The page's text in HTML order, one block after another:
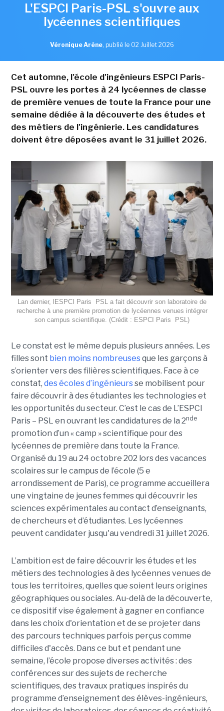
L'ESPCI Paris-PSL s'ouvre aux
lycéennes scientifiques
Véronique Arène, publié le 02 Juillet 2026
Cet automne, l'école d'ingénieurs ESPCI Paris-
PSL ouvre les portes à 24 lycéennes de classe
de première venues de toute la France pour une
semaine dédiée à la découverte des études et
des métiers de l'ingénierie. Les candidatures
doivent être déposées avant le 31 juillet 2026.
Lan dernier, lESPCI Paris  PSL a fait découvrir son laboratoire de
recherche à une première promotion de lycéennes venues intégrer
son campus scientifique. (Crédit : ESPCI Paris  PSL)
Le constat est le même depuis plusieurs années. Les
filles sont bien moins nombreusesque les garçons à
s’orienter vers des filières scientifiques. Face à ce
constat, des écoles d’ingénieursse mobilisent pour
faire découvrir à des étudiantes les technologies et
les opportunités du secteur. C’est le cas de L’ESPCI
Paris – PSL en ouvrant les candidatures de la 2nde
promotion d’un « camp » scientifique pour des
lycéennes de première dans toute la France.
Organisé du 19 au 24 octobre 202 lors des vacances
scolaires sur le campus de l’école (5 e
arrondissement de Paris), ce programme accueillera
une vingtaine de jeunes femmes qui découvrir les
sciences expérimentales au contact d’enseignants,
de chercheurs et d’étudiantes. Les lycéennes
peuvent candidater jusqu'au vendredi 31 juillet 2026.
L’ambition est de faire découvrir les études et les
métiers des technologies à des lycéennes venues de
tous les territoires, quelles que soient leurs origines
géographiques ou sociales. Au-delà de la découverte,
ce dispositif vise également à gagner en confiance
dans les choix d'orientation et de se projeter dans
des parcours techniques parfois perçus comme
difficiles d'accès. Dans ce but et pendant une
semaine, l’école propose diverses activités : des
conférences sur des sujets de recherche
scientifiques, des travaux pratiques inspirés du
programme d’enseignement des élèves-ingénieurs,